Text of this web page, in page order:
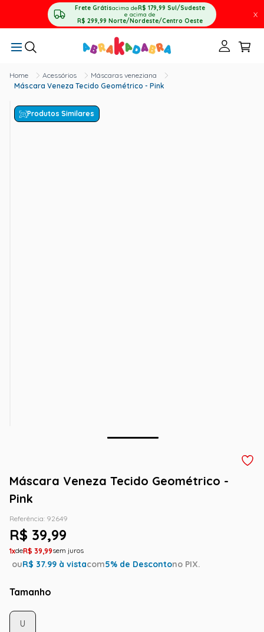
Frete Grátisacima deR$ 179,99 Sul/Sudeste
e acima de
R$ 299,99 Norte/Nordeste/Centro Oeste
X
Acessórios
Máscaras veneziana
Máscara Veneza Tecido Geométrico - Pink
Produtos Similares
Máscara Veneza Tecido Geométrico -
Pink
Referência: 92649
R$ 39,99
1 R$ 39,99
ouR$ 37.99 à vistacom5% de Descontono PIX.
Tamanho
U